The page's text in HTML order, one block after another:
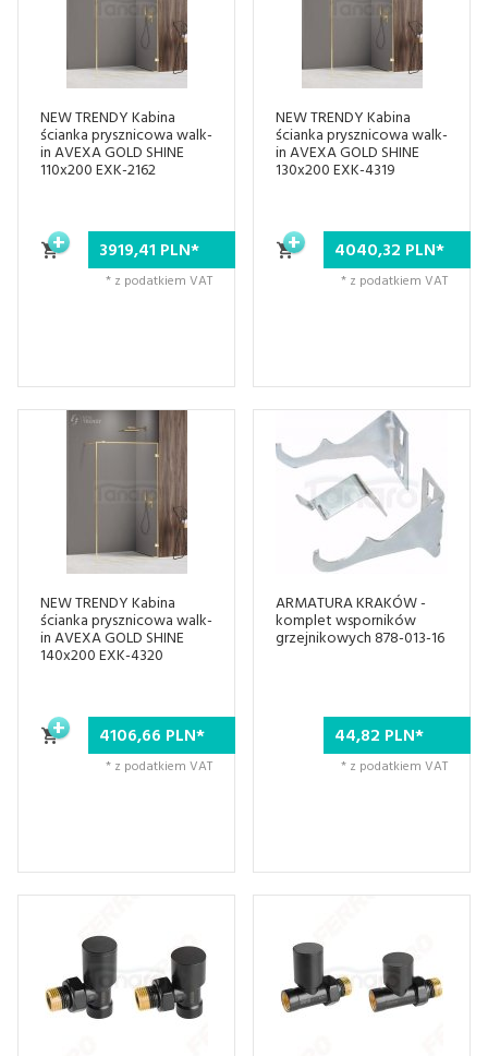
NEW TRENDY Kabina
ścianka prysznicowa walk-
in AVEXA GOLD SHINE
110x200 EXK-2162
3919,41 PLN*
* z podatkiem VAT
NEW TRENDY Kabina
ścianka prysznicowa walk-
in AVEXA GOLD SHINE
130x200 EXK-4319
4040,32 PLN*
* z podatkiem VAT
NEW TRENDY Kabina
ścianka prysznicowa walk-
in AVEXA GOLD SHINE
140x200 EXK-4320
4106,66 PLN*
* z podatkiem VAT
ARMATURA KRAKÓW -
komplet wsporników
grzejnikowych 878-013-16
44,82 PLN*
* z podatkiem VAT